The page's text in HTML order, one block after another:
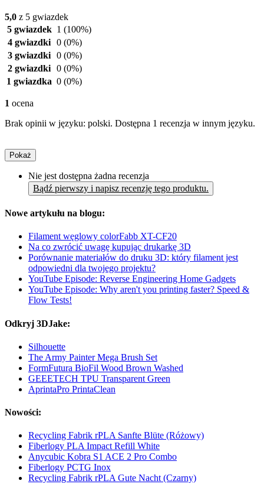
5,0 z 5 gwiazdek
5 gwiazdek 1 (100%)
4 gwiazdki 0 (0%)
3 gwiazdki 0 (0%)
2 gwiazdki 0 (0%)
1 gwiazdka 0 (0%)
1 ocena
Brak opinii w języku: polski. Dostępna 1 recenzja w innym języku.
Pokaż
Nie jest dostępna żadna recenzja
Bądź pierwszy i napisz recenzję tego produktu.
Nowe artykułu na blogu:
Filament węglowy colorFabb XT-CF20
Na co zwrócić uwagę kupując drukarkę 3D
Porównanie materiałów do druku 3D: który filament jest
odpowiedni dla twojego projektu?
YouTube Episode: Reverse Engineering Home Gadgets
YouTube Episode: Why aren't you printing faster? Speed &
Flow Tests!
Odkryj 3DJake:
Silhouette
The Army Painter Mega Brush Set
FormFutura BioFil Wood Brown Washed
GEEETECH TPU Transparent Green
AprintaPro PrintaClean
Nowości:
Recycling Fabrik rPLA Sanfte Blüte (Różowy)
Fiberlogy PLA Impact Refill White
Anycubic Kobra S1 ACE 2 Pro Combo
Fiberlogy PCTG Inox
Recycling Fabrik rPLA Gute Nacht (Czarny)